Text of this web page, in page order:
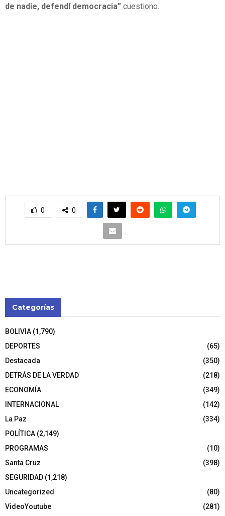
de nadie, defendí democracia” cuestiono.
0 0
Categorías
BOLIVIA (1,790)
DEPORTES
(65)
Destacada
(350)
DETRÁS DE LA VERDAD
(218)
ECONOMÍA
(349)
INTERNACIONAL
(142)
La Paz
(334)
POLÍTICA (2,149)
PROGRAMAS
(10)
Santa Cruz
(398)
SEGURIDAD (1,218)
Uncategorized
(80)
VideoYoutube
(281)